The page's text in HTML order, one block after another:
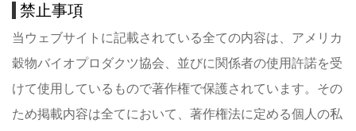
禁止事項
当ウェブサイトに記載されている全ての内容は、アメリカ
穀物バイオプロダクツ協会、並びに関係者の使用許諾を受
けて使用しているもので著作権で保護されています。その
ため掲載内容は全てにおいて、著作権法に定める個人の私